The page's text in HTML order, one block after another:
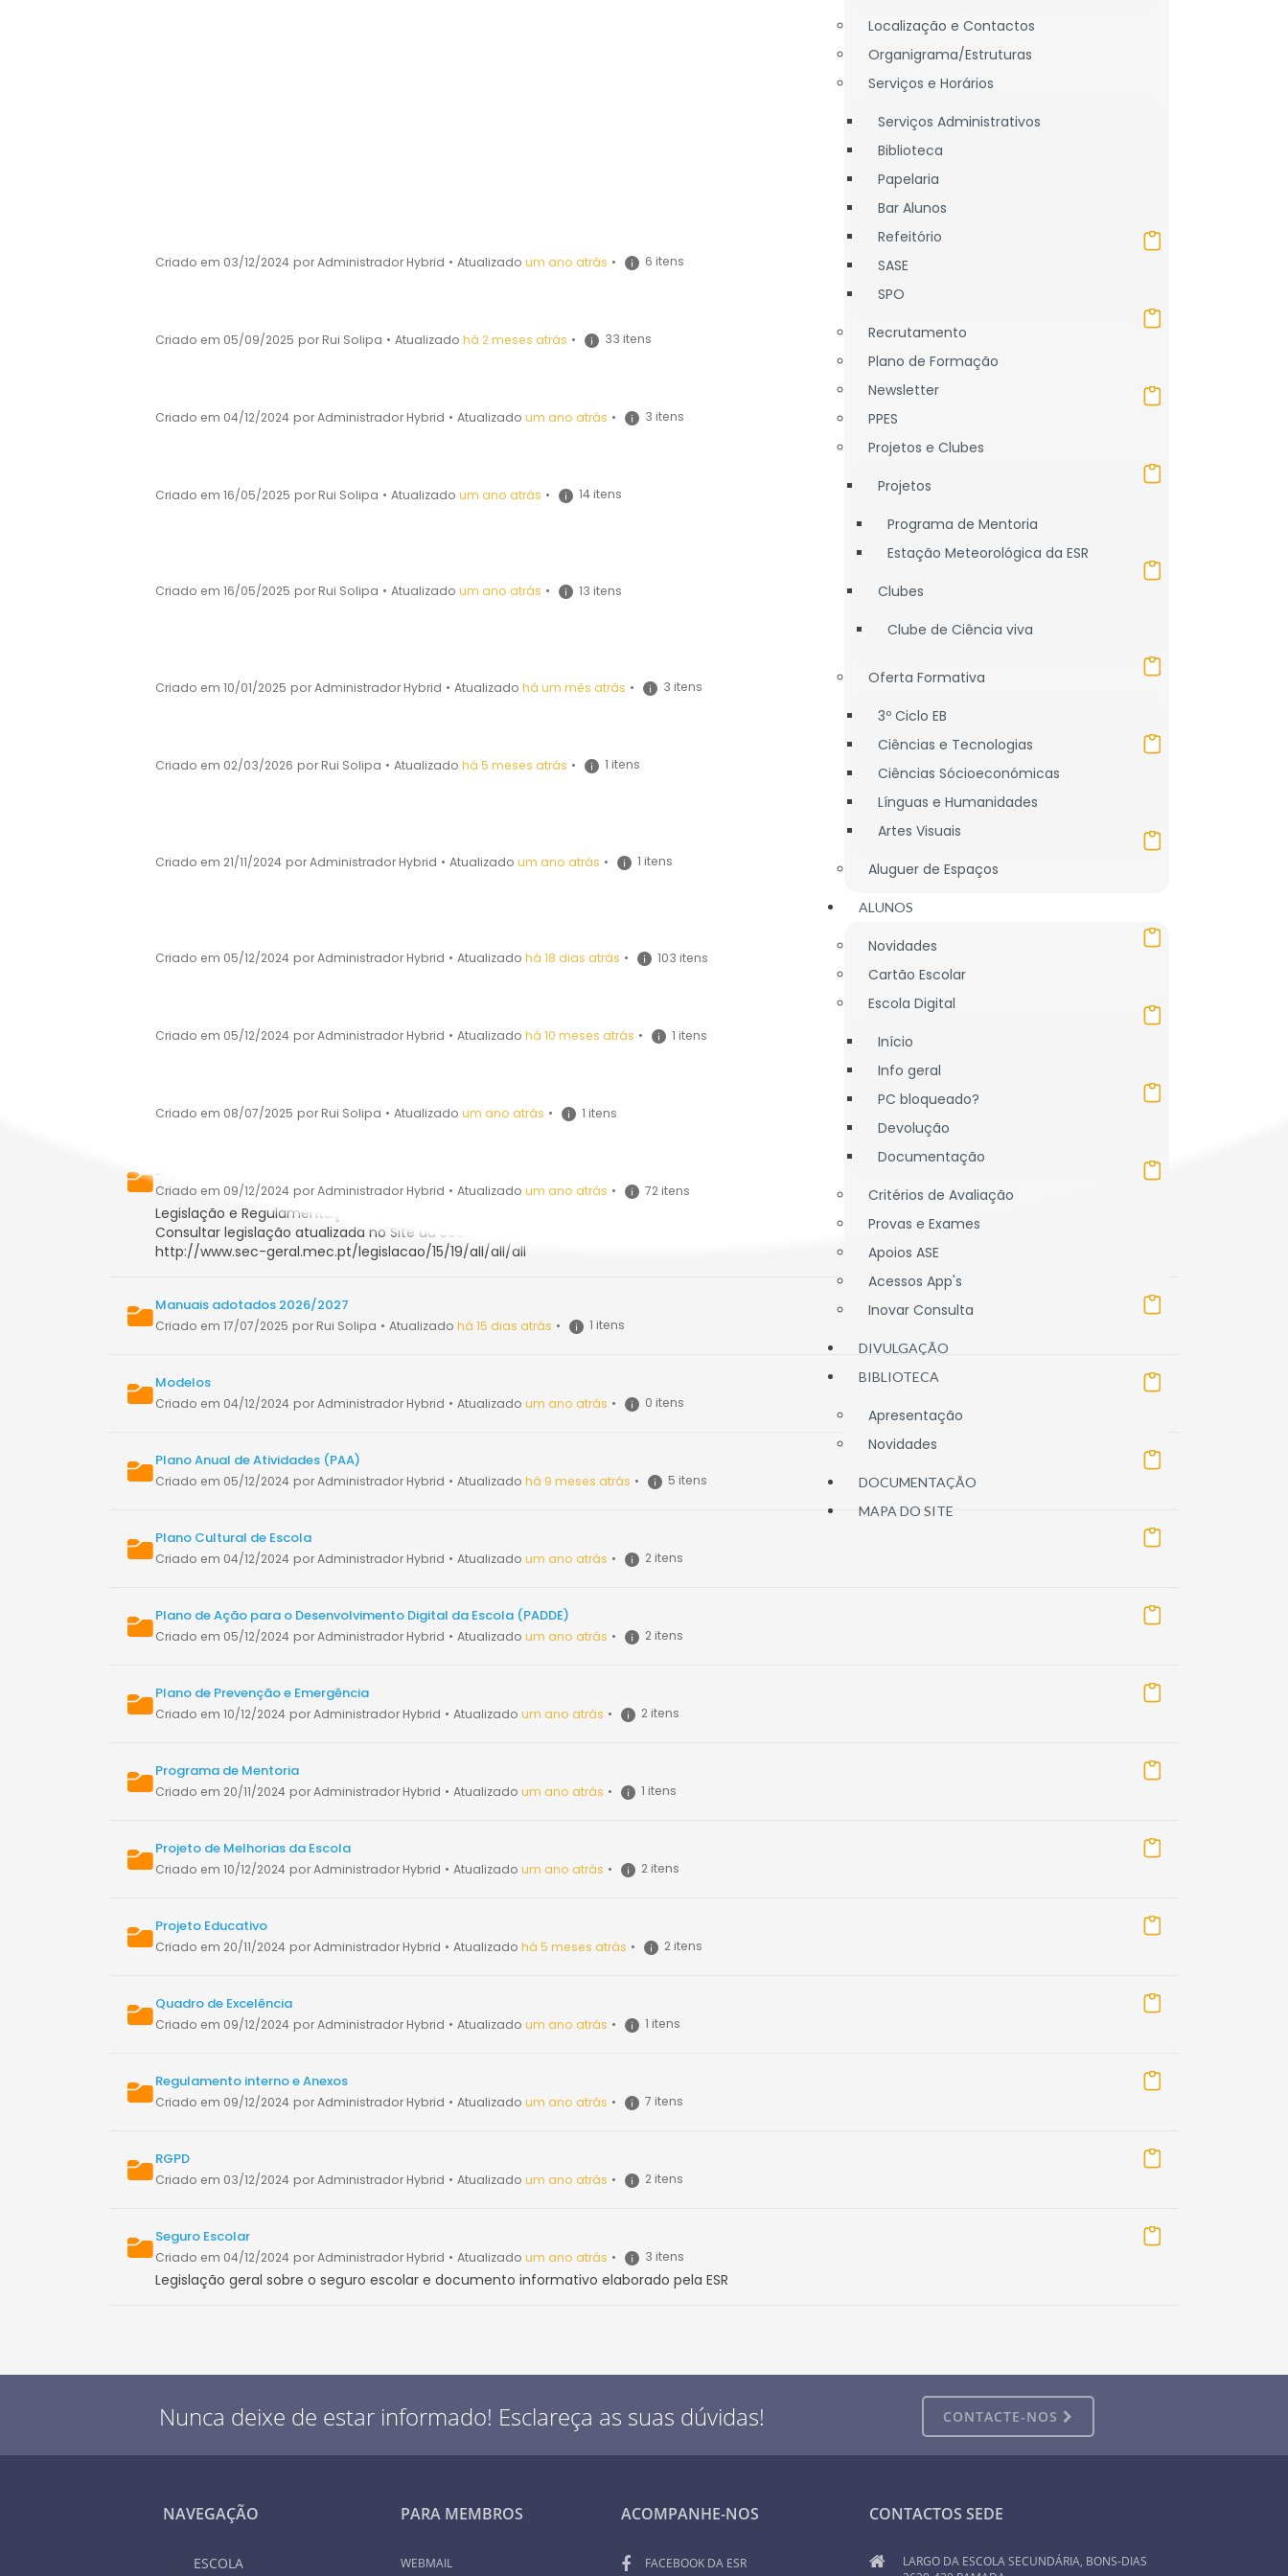
Localização e Contactos
Organigrama/Estruturas
Serviços e Horários
Serviços Administrativos
Biblioteca
Papelaria
Bar Alunos
Refeitório
SASE
SPO
Recrutamento
Plano de Formação
Newsletter
PPES
Projetos e Clubes
Projetos
Programa de Mentoria
Estação Meteorológica da ESR
Clubes
Clube de Ciência viva
Oferta Formativa
3º Ciclo EB
Ciências e Tecnologias
Ciências Sócioeconómicas
Línguas e Humanidades
Artes Visuais
Aluguer de Espaços
ALUNOS
Novidades
Cartão Escolar
Escola Digital
Início
Info geral
PC bloqueado?
Devolução
Documentação
Critérios de Avaliação
Provas e Exames
Apoios ASE
Acessos App's
Inovar Consulta
DIVULGAÇÃO
BIBLIOTECA
Apresentação
Novidades
DOCUMENTAÇÃO
MAPA DO SITE
Criado em 03/12/2024 por Administrador Hybrid • Atualizado um ano atrás • 6 itens
Criado em 05/09/2025 por Rui Solipa • Atualizado há 2 meses atrás • 33 itens
Criado em 04/12/2024 por Administrador Hybrid • Atualizado um ano atrás • 3 itens
Criado em 16/05/2025 por Rui Solipa • Atualizado um ano atrás • 14 itens
Criado em 16/05/2025 por Rui Solipa • Atualizado um ano atrás • 13 itens
Criado em 10/01/2025 por Administrador Hybrid • Atualizado há um mês atrás • 3 itens
Criado em 02/03/2026 por Rui Solipa • Atualizado há 5 meses atrás • 1 itens
Criado em 21/11/2024 por Administrador Hybrid • Atualizado um ano atrás • 1 itens
(Decreto–Lei nº 132/2012, de 27 de junho com a redação conferida pelo Decreto-Lei n.º 83-A/2014, de 23 de maio)
Criado em 05/12/2024 por Administrador Hybrid • Atualizado há 18 dias atrás • 103 itens
Criado em 05/12/2024 por Administrador Hybrid • Atualizado há 10 meses atrás • 1 itens
Criado em 08/07/2025 por Rui Solipa • Atualizado um ano atrás • 1 itens
Legislação Alunos
Criado em 09/12/2024 por Administrador Hybrid • Atualizado um ano atrás • 72 itens
Legislação e Regulamentação da Educação e Ciência
Consultar legislação atualizada no Site da Secretaria-Geral do MEC
http://www.sec-geral.mec.pt/legislacao/15/19/all/all/all
Manuais adotados 2026/2027
Criado em 17/07/2025 por Rui Solipa • Atualizado há 15 dias atrás • 1 itens
Modelos
Criado em 04/12/2024 por Administrador Hybrid • Atualizado um ano atrás • 0 itens
Plano Anual de Atividades (PAA)
Criado em 05/12/2024 por Administrador Hybrid • Atualizado há 9 meses atrás • 5 itens
Plano Cultural de Escola
Criado em 04/12/2024 por Administrador Hybrid • Atualizado um ano atrás • 2 itens
Plano de Ação para o Desenvolvimento Digital da Escola (PADDE)
Criado em 05/12/2024 por Administrador Hybrid • Atualizado um ano atrás • 2 itens
Plano de Prevenção e Emergência
Criado em 10/12/2024 por Administrador Hybrid • Atualizado um ano atrás • 2 itens
Programa de Mentoria
Criado em 20/11/2024 por Administrador Hybrid • Atualizado um ano atrás • 1 itens
Projeto de Melhorias da Escola
Criado em 10/12/2024 por Administrador Hybrid • Atualizado um ano atrás • 2 itens
Projeto Educativo
Criado em 20/11/2024 por Administrador Hybrid • Atualizado há 5 meses atrás • 2 itens
Quadro de Excelência
Criado em 09/12/2024 por Administrador Hybrid • Atualizado um ano atrás • 1 itens
Regulamento interno e Anexos
Criado em 09/12/2024 por Administrador Hybrid • Atualizado um ano atrás • 7 itens
RGPD
Criado em 03/12/2024 por Administrador Hybrid • Atualizado um ano atrás • 2 itens
Seguro Escolar
Criado em 04/12/2024 por Administrador Hybrid • Atualizado um ano atrás • 3 itens
Legislação geral sobre o seguro escolar e documento informativo elaborado pela ESR
Nunca deixe de estar informado! Esclareça as suas dúvidas! CONTACTE-NOS
NAVEGAÇÃO
ESCOLA
PARA MEMBROS
WEBMAIL
ACOMPANHE-NOS
FACEBOOK DA ESR
CONTACTOS SEDE
LARGO DA ESCOLA SECUNDÁRIA, BONS-DIAS